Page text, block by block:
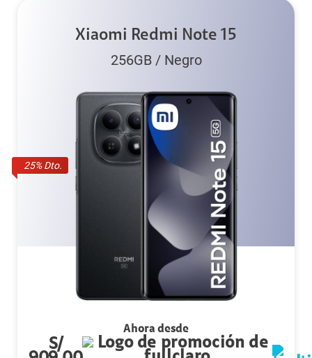
25% Dto.
Xiaomi Redmi Note 15
256GB/ Negro
Ahora desde
S/